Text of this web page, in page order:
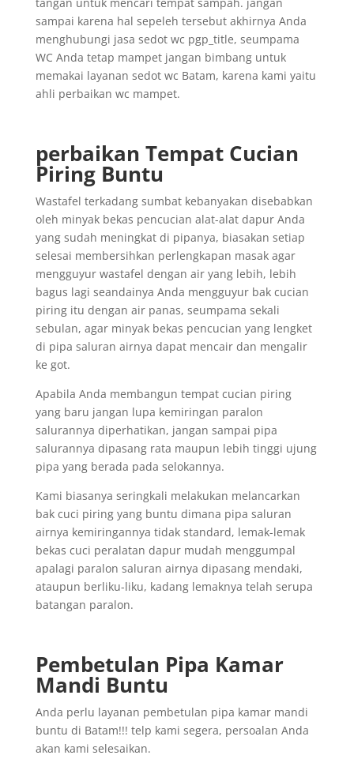
sampai karena hal sepeleh tersebut akhirnya Anda
menghubungi jasa sedot wc pgp_title, seumpama
WC Anda tetap mampet jangan bimbang untuk
memakai layanan sedot wc Batam, karena kami yaitu
ahli perbaikan wc mampet.
perbaikan Tempat Cucian
Piring Buntu
Wastafel terkadang sumbat kebanyakan disebabkan
oleh minyak bekas pencucian alat-alat dapur Anda
yang sudah meningkat di pipanya, biasakan setiap
selesai membersihkan perlengkapan masak agar
mengguyur wastafel dengan air yang lebih, lebih
bagus lagi seandainya Anda mengguyur bak cucian
piring itu dengan air panas, seumpama sekali
sebulan, agar minyak bekas pencucian yang lengket
di pipa saluran airnya dapat mencair dan mengalir
ke got.
Apabila Anda membangun tempat cucian piring
yang baru jangan lupa kemiringan paralon
salurannya diperhatikan, jangan sampai pipa
salurannya dipasang rata maupun lebih tinggi ujung
pipa yang berada pada selokannya.
Kami biasanya seringkali melakukan melancarkan
bak cuci piring yang buntu dimana pipa saluran
airnya kemiringannya tidak standard, lemak-lemak
bekas cuci peralatan dapur mudah menggumpal
apalagi paralon saluran airnya dipasang mendaki,
ataupun berliku-liku, kadang lemaknya telah serupa
batangan paralon.
Pembetulan Pipa Kamar
Mandi Buntu
Anda perlu layanan pembetulan pipa kamar mandi
buntu di Batam!!! telp kami segera, persoalan Anda
akan kami selesaikan.